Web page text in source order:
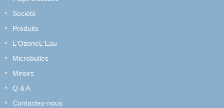
Société
Produits
L'OzoneL'Eau
Microbulles
Miroirs
Q & A
Contactez-nous